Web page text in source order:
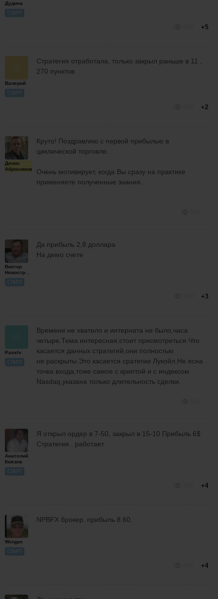
Дудина
СТАРТ
+5
Валерий
СТАРТ
Стратегия отработала, только закрыл раньше в 11 ,
270 пунктов
+2
Денис
Абросимов
Круто! Поздравляю с первой прибылью в
циклической торговле.
Очень мотивирует, когда Вы сразу на практике
применяете полученные знания.
Виктор
Невоструев
СТАРТ
Да прибыль 2,8 доллара
На демо счете
+3
Pavelv
СТАРТ
Времени не хватило и интерната не было,часа
четыре.Тема интересная,стоит присмотреться.Что
касается данных стратегий,они полностью
не раскрыты.Это касается сратегии Лукойл.Не ясна
точка входа,тоже самое с криптой и с индексом
Nasdaq,указана только длительность сделки.
Анатолий
Князев
СТАРТ
Я открыл ордер в 7-50, закрыл в 15-10 Прибыль 6$
Стратегия . работает
+4
Wvigpn
СТАРТ
NPBFX брокер. прибыль 8.60,
+4